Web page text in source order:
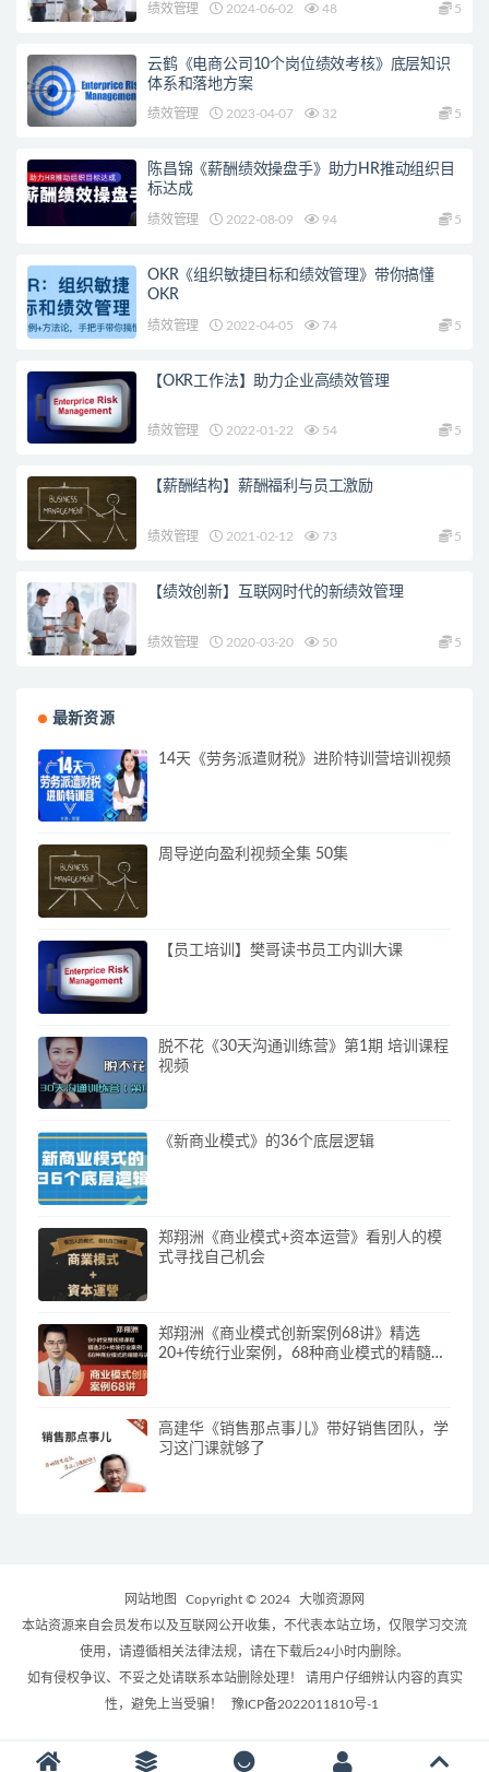
绩效管理 2024-06-02 48 5
云鹤《电商公司10个岗位绩效考核》底层知识
体系和落地方案
绩效管理 2023-04-07 32 5
陈昌锦《薪酬绩效操盘手》助力HR推动组织目
标达成
绩效管理 2022-08-09 94 5
OKR《组织敏捷目标和绩效管理》带你搞懂
OKR
绩效管理 2022-04-05 74 5
【OKR工作法】助力企业高绩效管理
绩效管理 2022-01-22 54 5
【薪酬结构】薪酬福利与员工激励
绩效管理 2021-02-12 73 5
【绩效创新】互联网时代的新绩效管理
绩效管理 2020-03-20 50 5
最新资源
14天《劳务派遣财税》进阶特训营培训视频
周导逆向盈利视频全集 50集
【员工培训】樊哥读书员工内训大课
脱不花《30天沟通训练营》第1期 培训课程
视频
《新商业模式》的36个底层逻辑
郑翔洲《商业模式+资本运营》看别人的模
式寻找自己机会
郑翔洲《商业模式创新案例68讲》精选
20+传统行业案例，68种商业模式的精髓与
高建华《销售那点事儿》带好销售团队，学
习这门课就够了
网站地图 Copyright © 2024
大咖资源网
本站资源来自会员发布以及互联网公开收集，不代表本站立场，仅限学习交流
使用，请遵循相关法律法规，请在下载后24小时内删除。
如有侵权争议、不妥之处请联系本站删除处理！ 请用户仔细辨认内容的真实
性，避免上当受骗！
豫ICP备2022011810号-1